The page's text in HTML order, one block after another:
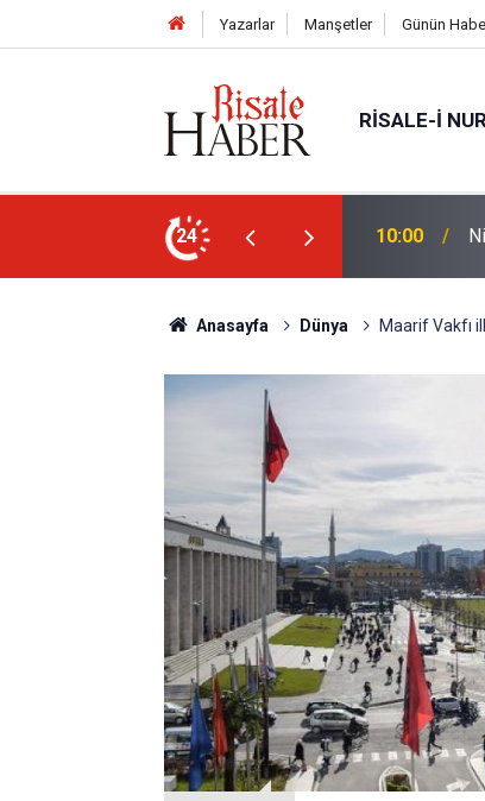
Yazarlar Manşetler Günün
RISALE-I NUR
24 09:45
Anasayfa Dünya Maarif Vakfı